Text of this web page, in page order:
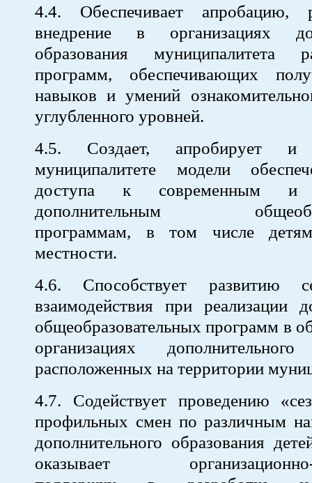
4.4. Обеспечивает апробацию,
внедрение в организациях
образования муниципалитета
программ, обеспечивающих
навыков и умений
углубленного уровней.
4.5. Создает, апробирует и
муниципалитете модели
доступа к современным и
дополнительным
программам, в том числе
местности.
4.6. Способствует развитию
взаимодействия при реализации
общеобразовательных программ в
организациях дополнительного
расположенных на территории
4.7. Содействует проведению
профильных смен по различным
дополнительного образования
оказывает организационно-